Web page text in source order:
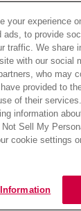
初めての明る
発色で肌に馴
ますよ。暖色
。
んのり紫で
your experience
ads, to provide
traffic. We share
with our social
who may
provided to
of their
information
Sell My
cookie settings